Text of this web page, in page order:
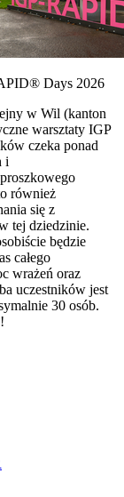
Days 2026
w Wil (kanton
warsztaty IGP
czeka ponad
i
również
się z
tej dziedzinie.
będzie
całego
wrażeń oraz
uczestników jest
30 osób.